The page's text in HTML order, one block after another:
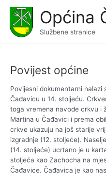
content
Općina
Službene stranice
Povijest općine
Povijesni dokumentarni nalazi
Čađavicu u 14. stoljeću.
toga vremena navode crkvu i
Martina u Čađavici i prema
crkve ukazuju na još starije
izgradnje (12. stoljeće).
(14. stoljeće) ucrtano je u
stoljeća kao Zachocha na
Čađavice. Čađavica je kao